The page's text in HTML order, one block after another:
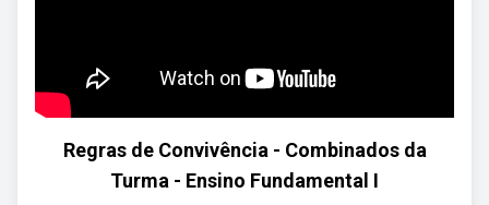
Regras de Convivência - Combinados da
Turma - Ensino Fundamental I